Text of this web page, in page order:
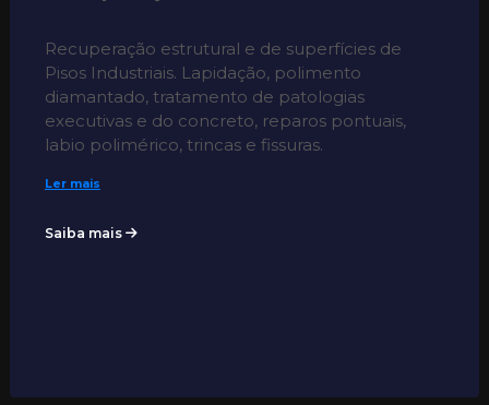
Recuperação estrutural e de superfícies de
Pisos Industriais. Lapidação, polimento
diamantado, tratamento de patologias
executivas e do concreto, reparos pontuais,
labio polimérico, trincas e fissuras.
Ler mais
Saiba mais